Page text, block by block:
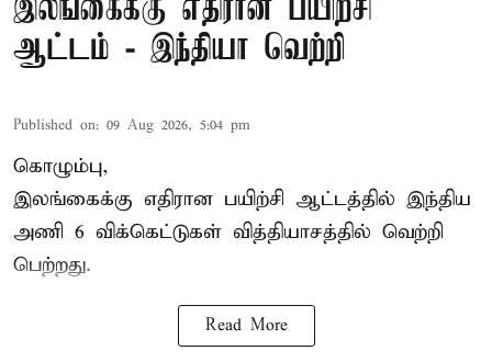
இலங்கைக்கு எதிரான பயிற்சி
ஆட்டம் - இந்தியா வெற்றி
Published on: 09 Aug 2026, 5:04 pm
கொழும்பு,
இலங்கைக்கு எதிரான பயிற்சி ஆட்டத்தில் இந்திய
அணி 6 விக்கெட்டுகள் வித்தியாசத்தில் வெற்றி
பெற்றது.
Read More